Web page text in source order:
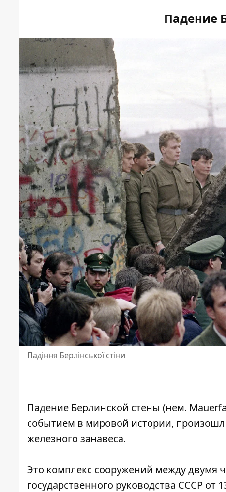
Падение
Падіння Берлінської стіни
Падение Берлинской стены (нем.
событием в мировой истории,
железного занавеса.
Это комплекс сооружений между двумя
государственного руководства СССР от